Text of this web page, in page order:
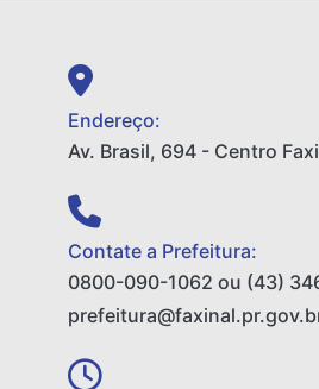
Endereço:
Av. Brasil, 694 - Centro
Contate a Prefeitura:
0800-090-1062 ou (43)